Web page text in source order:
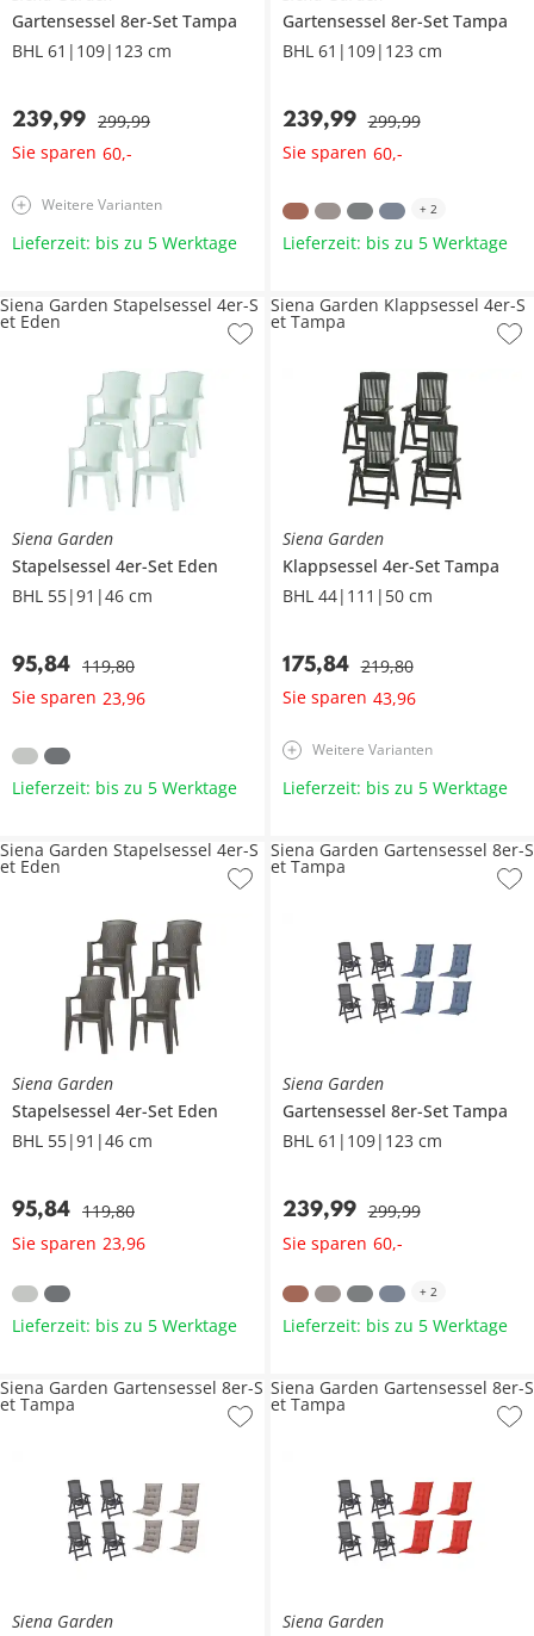
Gartensessel 8er-Set Tampa
BHL 61|109|123 cm
239,99 299,99
Sie sparen 60,-
Weitere Varianten
Lieferzeit: bis zu 5 Werktage
Gartensessel 8er-Set Tampa
BHL 61|109|123 cm
239,99 299,99
Sie sparen 60,-
+ 2
Lieferzeit: bis zu 5 Werktage
Siena Garden
Stapelsessel 4er-Set Eden
BHL 55|91|46 cm
95,84 119,80
Sie sparen 23,96
Siena Garden Stapelsessel 4er-S
et Eden
Lieferzeit: bis zu 5 Werktage
Siena Garden
Klappsessel 4er-Set Tampa
BHL 44|111|50 cm
175,84 219,80
Sie sparen 43,96
Siena Garden Klappsessel 4er-S
et Tampa
Weitere Varianten
Lieferzeit: bis zu 5 Werktage
Siena Garden
Stapelsessel 4er-Set Eden
BHL 55|91|46 cm
95,84 119,80
Sie sparen 23,96
Siena Garden Stapelsessel 4er-S
et Eden
Lieferzeit: bis zu 5 Werktage
Siena Garden
Gartensessel 8er-Set Tampa
BHL 61|109|123 cm
239,99 299,99
Sie sparen 60,-
Siena Garden Gartensessel 8er-S
et Tampa
+ 2
Lieferzeit: bis zu 5 Werktage
Siena Garden
Siena Garden Gartensessel 8er-S
et Tampa
Siena Garden
Siena Garden Gartensessel 8er-S
et Tampa